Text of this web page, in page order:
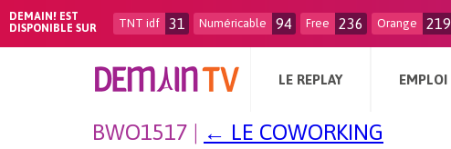
DEMAIN! EST
DISPONIBLE SUR
TNT idf 31 Numéricable 94 Free 236 Orange 219
LE REPLAY EMPLOI
BWO1517 ← LE COWORKING